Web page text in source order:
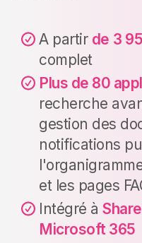
A partir de 3
complet
Plus de 80
recherche
gestion des
notifications
et les pages
Intégré à
Microsoft 365